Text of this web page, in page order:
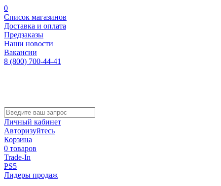
0
Список магазинов
Доставка и оплата
Предзаказы
Наши новости
Вакансии
8 (800) 700-44-41
Личный кабинет
Авторизуйтесь
Корзина
0 товаров
Trade-In
PS5
Лидеры продаж